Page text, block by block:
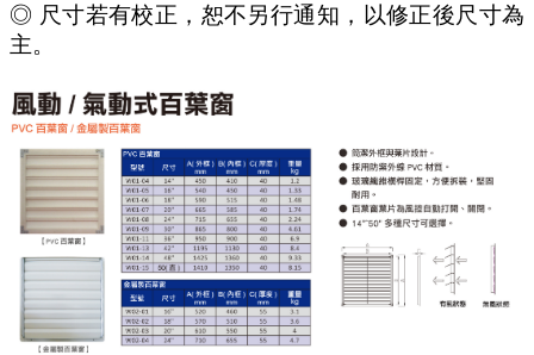
◎ 尺寸若有校正，恕不另行通知，以修正後尺寸為
主。